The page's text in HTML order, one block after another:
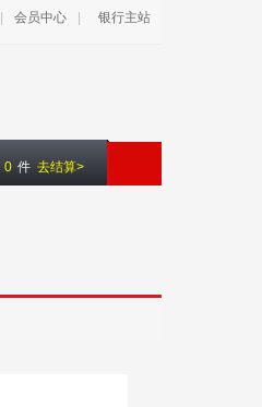
会员中心 银行主站
0 件 去结算>